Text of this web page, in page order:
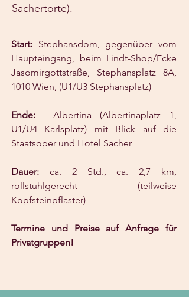
Sachertorte).
Start: Stephansdom, gegenüber vom
Haupteingang, beim Lindt-Shop/Ecke
Jasomirgottstraße, Stephansplatz 8A,
1010 Wien, (U1/U3 Stephansplatz)
Ende: Albertina (Albertinaplatz 1,
U1/U4 Karlsplatz) mit Blick auf die
Staatsoper und Hotel Sacher
Dauer: ca. 2 Std., ca. 2,7 km,
rollstuhlgerecht (teilweise
Kopfsteinpflaster)
Termine und Preise auf Anfrage für
Privatgruppen!